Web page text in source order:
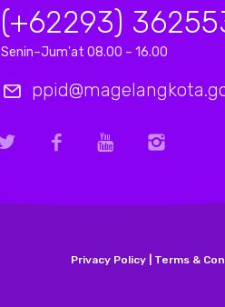
(+62293)
Senin–Jum'at 08.00 – 16.00
Privacy Policy | Terms &